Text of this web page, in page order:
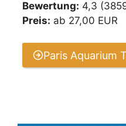
Bewertung: 4,3
Preis: ab 27,00 EUR
Paris Aquarium